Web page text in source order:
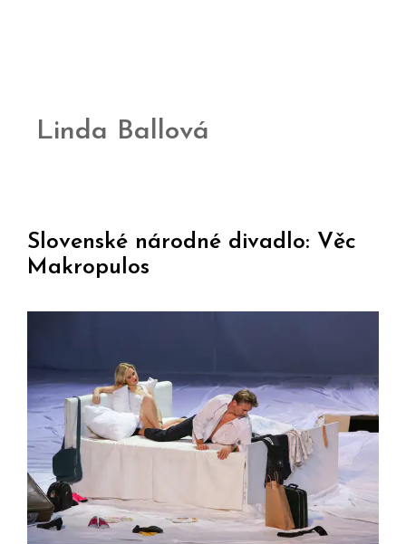
Linda Ballová
Slovenské národné divadlo: Věc
Makropulos